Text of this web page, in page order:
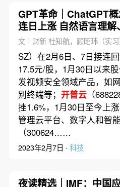
GPT革命｜ChatGPT
连日上涨 自然语言理解
识别公司受热捧
文｜财新 杜知航，顾昭玮（实习
SZ）在2月6日、7日接连
17.5元/股，1月30日以来
发视频安全领域产品，如
别终端等； 开普云（
挫1.6%，1月30日至今上
管理云平台、数字人和智
（300624……
2023年2月7日 · 科技
夜读精选｜IMF：中国